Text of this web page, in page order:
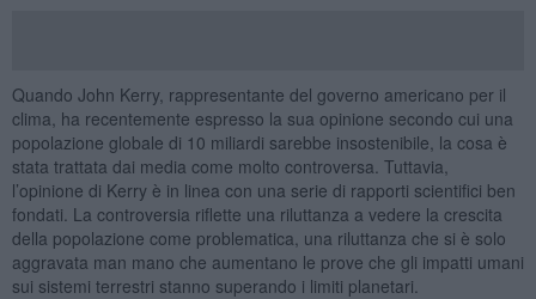
Quando John Kerry, rappresentante del governo americano per il
clima, ha recentemente espresso la sua opinione secondo cui una
popolazione globale di 10 miliardi sarebbe insostenibile, la cosa è
stata trattata dai media come molto controversa. Tuttavia,
l’opinione di Kerry è in linea con una serie di rapporti scientifici ben
fondati. La controversia riflette una riluttanza a vedere la crescita
della popolazione come problematica, una riluttanza che si è solo
aggravata man mano che aumentano le prove che gli impatti umani
sui sistemi terrestri stanno superando i limiti planetari.